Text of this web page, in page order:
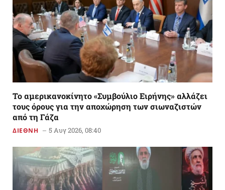
Το αμερικανoκίνητο «Συμβούλιο Ειρήνης» αλλάζει
τους όρους για την αποχώρηση των σιωναζιστών
από τη Γάζα
ΔΙΕΘΝΗ 5 Αυγ 2026, 08:40